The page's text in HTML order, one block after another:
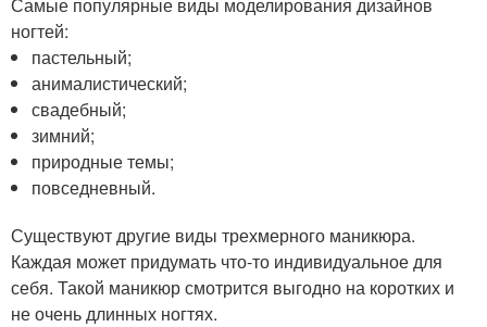
ногтей:
пастельный;
анималистический;
свадебный;
зимний;
природные темы;
повседневный.
Существуют другие виды трехмерного маникюра.
Каждая может придумать что-то индивидуальное для
себя. Такой маникюр смотрится выгодно на коротких и
не очень длинных ногтях.